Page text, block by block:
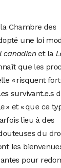
Chambre des
une loi
canadien et la
que les
« risquent
survivant.e.s
» et « que ce
lieu à des
du
les
pour